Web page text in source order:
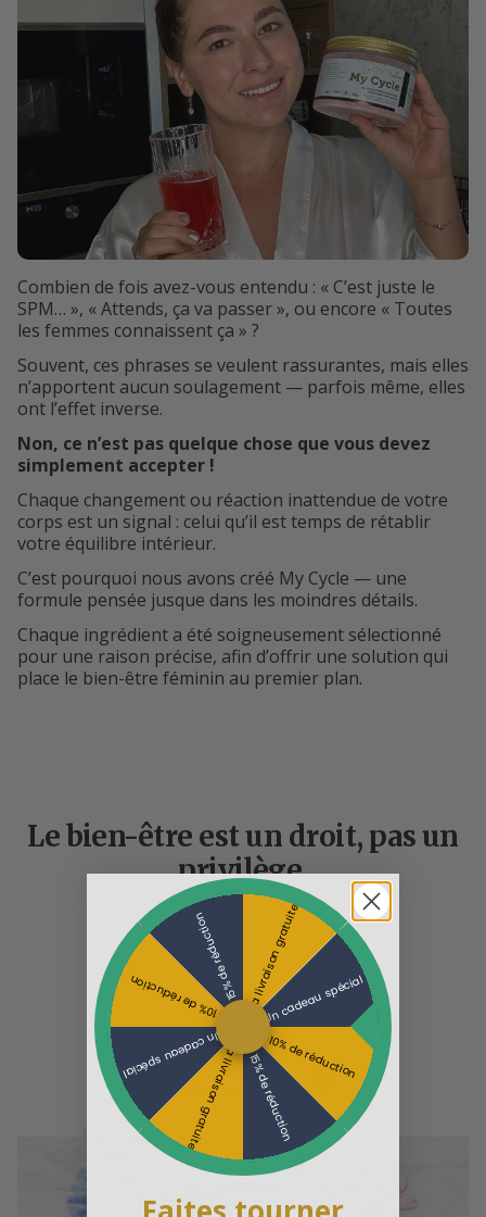
Combien de fois avez-vous entendu : « C’est juste le
SPM… », « Attends, ça va passer », ou encore « Toutes
les femmes connaissent ça » ?
Souvent, ces phrases se veulent rassurantes, mais elles
n’apportent aucun soulagement — parfois même, elles
ont l’effet inverse.
Non, ce n’est pas quelque chose que vous devez
simplement accepter !
Chaque changement ou réaction inattendue de votre
corps est un signal : celui qu’il est temps de rétablir
votre équilibre intérieur.
C’est pourquoi nous avons créé My Cycle — une
formule pensée jusque dans les moindres détails.
Chaque ingrédient a été soigneusement sélectionné
pour une raison précise, afin d’offrir une solution qui
place le bien-être féminin au premier plan.
Le bien-être est un droit, pas un
privilège.
La livraison gratuite
Un cadeau spécial
10% de réduction
15% de réduction
La livraison gratuite
Un cadeau spécial
10% de réduction
15% de réduction